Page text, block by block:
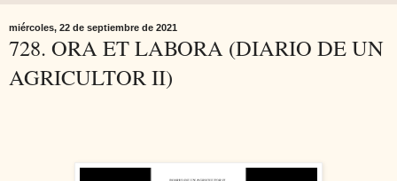
miércoles, 22 de septiembre de 2021
728. ORA ET LABORA (DIARIO DE UN
AGRICULTOR II)